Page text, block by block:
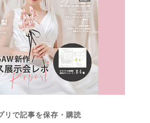
リで記事を保存・購読